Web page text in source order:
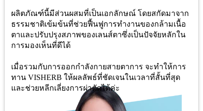
ผลิตภัณฑ์นี้มีส่วนผสมที่เป็นเอกลักษณ์ โดยสกัดมาจาก
ธรรมชาติเข้มข้นที่ช่วยฟื้นฟูการทำงานของกล้ามเนื้อ
ตาและปรับปรุงสภาพของเลนส์ตาซึ่งเป็นปัจจัยหลักใน
การมองเห็นที่ดีได้
เมื่อรวมกับการออกกำลังกายสายตาการ จะทำให้การ
ทาน VISHERB ให้ผลลัพธ์ที่ชัดเจนในเวลาที่สั้นที่สุด
และช่วยหลีกเลี่ยงการผ่าตัดได้ค่ะ